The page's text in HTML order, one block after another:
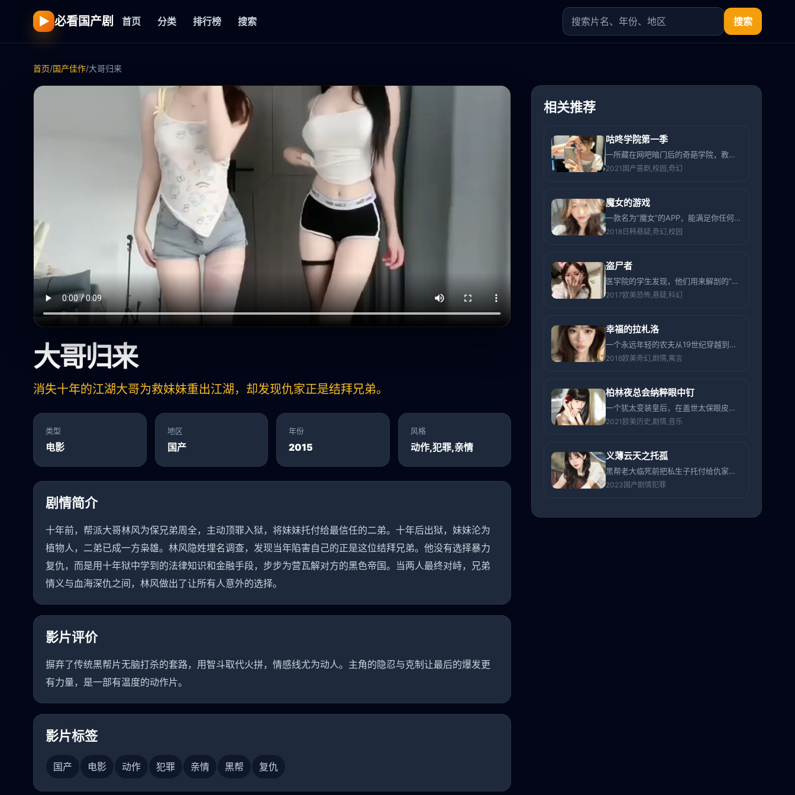
▶ 必看国产剧 首页 分类 排行榜 搜索 搜索
首页/国产佳作/大哥归来
大哥归来
消失十年的江湖大哥为救妹妹重出江湖，却发现仇家正是结拜兄弟。
类型
电影
地区
国产
年份
2015
风格
动作,犯罪,亲情
剧情简介
十年前，帮派大哥林风为保兄弟周全，主动顶罪入狱，将妹妹托付给最信任的二弟。十年后出狱，妹妹沦为
植物人，二弟已成一方枭雄。林风隐姓埋名调查，发现当年陷害自己的正是这位结拜兄弟。他没有选择暴力
复仇，而是用十年狱中学到的法律知识和金融手段，步步为营瓦解对方的黑色帝国。当两人最终对峙，兄弟
情义与血海深仇之间，林风做出了让所有人意外的选择。
影片评价
摒弃了传统黑帮片无脑打杀的套路，用智斗取代火拼，情感线尤为动人。主角的隐忍与克制让最后的爆发更
有力量，是一部有温度的动作片。
影片标签
国产 电影 动作 犯罪 亲情 黑帮 复仇
相关推荐
咕咚学院第一季
一所藏在网吧暗门后的奇葩学院，教的是如何用“咕咚”声波解决世间难题。
2021 国产喜剧,校园,奇幻
魔女的游戏
一款名为“魔女”的APP，能满足你任何愿望，但会随机修改你朋友的人生。
2018 日韩悬疑,奇幻,校园
盗尸者
医学院的学生发现，他们用来解剖的“大体老师”，有一半其实还活着。
2017 欧美恐怖,悬疑,科幻
幸福的拉札洛
一个永远年轻的农夫从19世纪穿越到现代，发现当年的贵族主人沦落为城市流浪汉。
2018欧美奇幻,剧情,寓言
柏林夜总会纳粹眼中钉
一个犹太变装皇后，在盖世太保眼皮底下，用每晚的香颂表演传递死亡名单。
2021 欧美历史,剧情,音乐
义薄云天之托孤
黑帮老大临死前把私生子托付给仇家，条件是让这孩子亲手杀了自己。
2023 国产剧情犯罪